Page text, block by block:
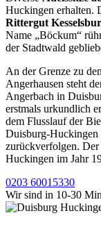
Huckingen erhalten.
Rittergut
Name „Böckum“
der Stadtwald
An der Grenze zu
Angerhausen steht
Angerbach in
erstmals urkundlich
dem Flusslauf der
Duisburg-Huckingen
zurückverfolgen.
Huckingen im Jahr
0203 60015330
Wir sind in 10-30